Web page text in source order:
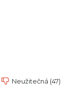
Neužitečná (47)